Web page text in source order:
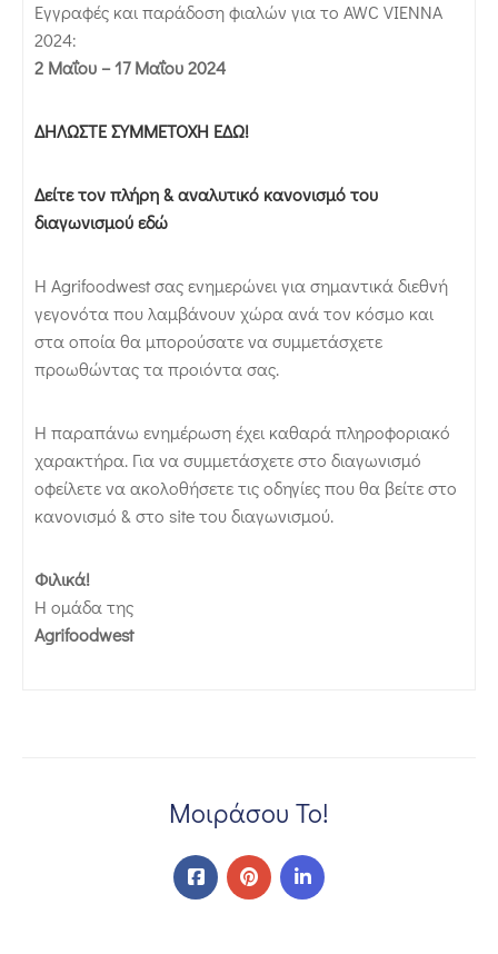
Εγγραφές και παράδοση φιαλών για το AWC VIENNA
2024:
2 Μαΐου – 17 Μαΐου 2024
ΔΗΛΩΣΤΕ ΣΥΜΜΕΤΟΧΗ ΕΔΩ!
Δείτε τον πλήρη & αναλυτικό κανονισμό του
διαγωνισμού εδώ
Η Agrifoodwest σας ενημερώνει για σημαντικά διεθνή
γεγονότα που λαμβάνουν χώρα ανά τον κόσμο και
στα οποία θα μπορούσατε να συμμετάσχετε
προωθώντας τα προιόντα σας.
Η παραπάνω ενημέρωση έχει καθαρά πληροφοριακό
χαρακτήρα. Για να συμμετάσχετε στο διαγωνισμό
οφείλετε να ακολοθήσετε τις οδηγίες που θα βείτε στο
κανονισμό & στο site του διαγωνισμού.
Φιλικά!
Η ομάδα της
Agrifoodwest
Μοιράσου Το!